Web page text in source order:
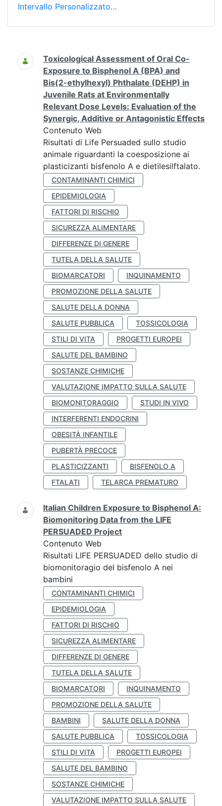
Intervallo Personalizzato…
Ricerca
Toxicological Assessment of Oral Co-
Exposure to Bisphenol A (BPA) and
Bis(2-ethylhexyl) Phthalate (DEHP) in
Juvenile Rats at Environmentally
Relevant Dose Levels: Evaluation of the
Synergic, Additive or Antagonistic Effects
Contenuto Web
Risultati di Life Persuaded sullo studio
animale riguardanti la coesposizione ai
plasticizanti bisfenolo A e dietilesilftalato.
CONTAMINANTI CHIMICI
EPIDEMIOLOGIA
FATTORI DI RISCHIO
SICUREZZA ALIMENTARE
DIFFERENZE DI GENERE
TUTELA DELLA SALUTE
BIOMARCATORI
INQUINAMENTO
PROMOZIONE DELLA SALUTE
SALUTE DELLA DONNA
SALUTE PUBBLICA
TOSSICOLOGIA
STILI DI VITA
PROGETTI EUROPEI
SALUTE DEL BAMBINO
SOSTANZE CHIMICHE
VALUTAZIONE IMPATTO SULLA SALUTE
BIOMONITORAGGIO
STUDI IN VIVO
INTERFERENTI ENDOCRINI
OBESITÀ INFANTILE
PUBERTÀ PRECOCE
PLASTICIZZANTI
BISFENOLO A
FTALATI
TELARCA PREMATURO
Italian Children Exposure to Bisphenol A:
Biomonitoring Data from the LIFE
PERSUADED Project
Contenuto Web
Risultati LIFE PERSUADED dello studio di
biomonitoragio del bisfenolo A nei
bambini
CONTAMINANTI CHIMICI
EPIDEMIOLOGIA
FATTORI DI RISCHIO
SICUREZZA ALIMENTARE
DIFFERENZE DI GENERE
TUTELA DELLA SALUTE
BIOMARCATORI
INQUINAMENTO
PROMOZIONE DELLA SALUTE
BAMBINI
SALUTE DELLA DONNA
SALUTE PUBBLICA
TOSSICOLOGIA
STILI DI VITA
PROGETTI EUROPEI
SALUTE DEL BAMBINO
SOSTANZE CHIMICHE
VALUTAZIONE IMPATTO SULLA SALUTE